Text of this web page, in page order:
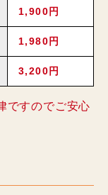
1,900円
1,980円
3,200円
ですのでご安心